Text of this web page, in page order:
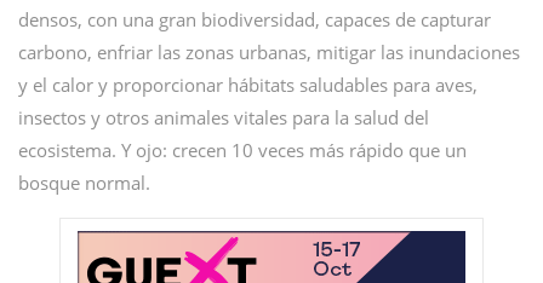
densos, con una gran biodiversidad, capaces de capturar
carbono, enfriar las zonas urbanas, mitigar las inundaciones
y el calor y proporcionar hábitats saludables para aves,
insectos y otros animales vitales para la salud del
ecosistema. Y ojo: crecen 10 veces más rápido que un
bosque normal.